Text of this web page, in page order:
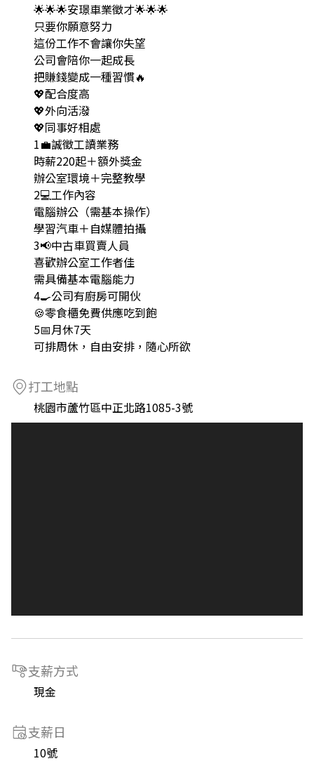
🌟🌟🌟安璟車業徵才🌟🌟🌟
只要你願意努力
這份工作不會讓你失望
公司會陪你一起成長
把賺錢變成一種習慣🔥
💖配合度高
💖外向活潑
💖同事好相處
1💼誠徵工讀業務
時薪220起＋額外獎金
辦公室環境＋完整教學
2💻工作內容
電腦辦公（需基本操作）
學習汽車＋自媒體拍攝
3📢中古車買賣人員
喜歡辦公室工作者佳
需具備基本電腦能力
4🍳公司有廚房可開伙
🍪零食櫃免費供應吃到飽
5📅月休7天
可排周休，自由安排，隨心所欲
打工地點
桃園市蘆竹區中正北路1085-3號
支薪方式
現金
支薪日
10號